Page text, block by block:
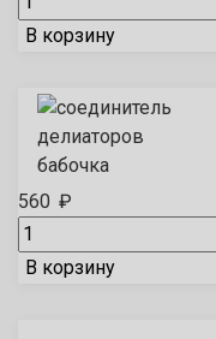
В корзину
560 ₽
В корзину